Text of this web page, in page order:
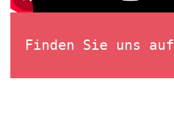
Finden Sie uns auf